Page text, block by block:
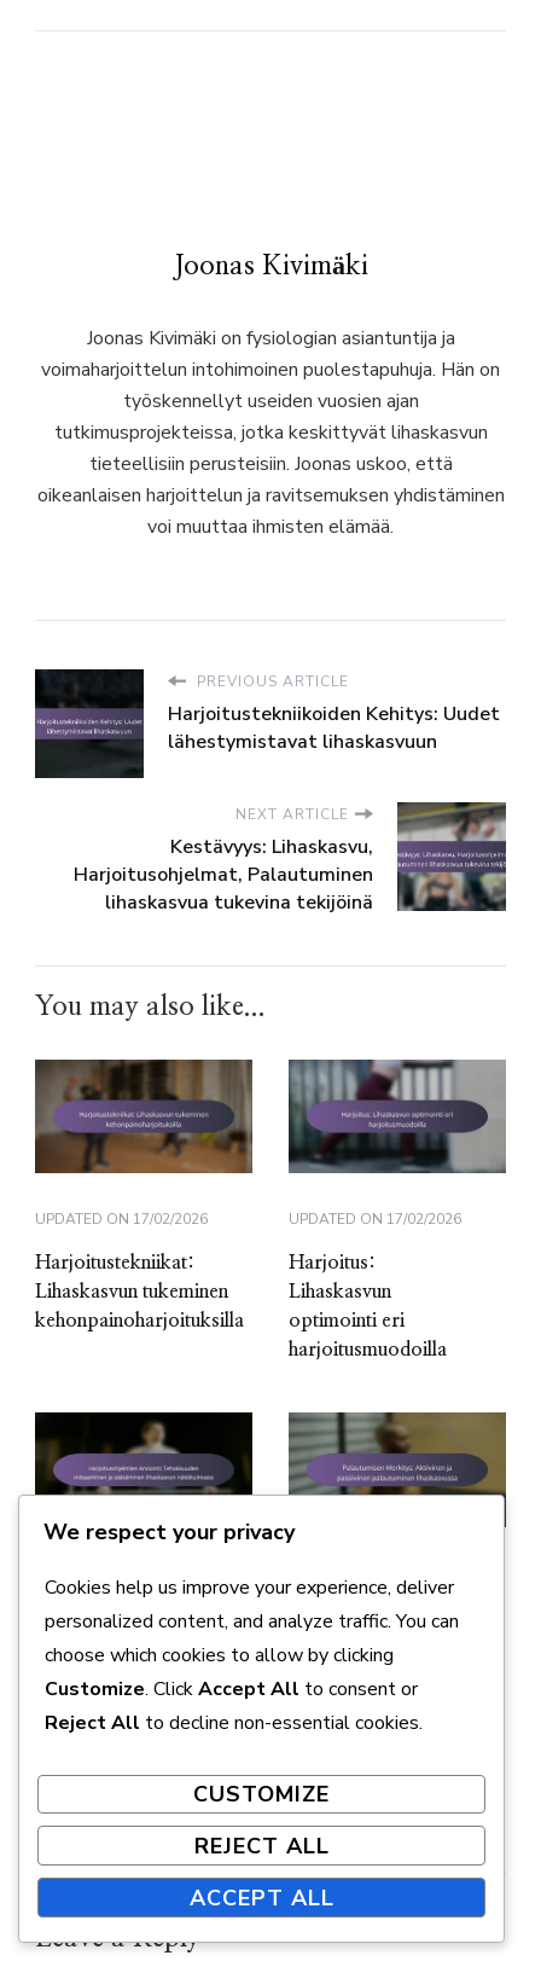
Joonas Kivimäki
Joonas Kivimäki on fysiologian asiantuntija ja
voimaharjoittelun intohimoinen puolestapuhuja. Hän on
työskennellyt useiden vuosien ajan
tutkimusprojekteissa, jotka keskittyvät lihaskasvun
tieteellisiin perusteisiin. Joonas uskoo, että
oikeanlaisen harjoittelun ja ravitsemuksen yhdistäminen
voi muuttaa ihmisten elämää.
PREVIOUS ARTICLE
Harjoitustekniikoiden Kehitys: Uudet
lähestymistavat lihaskasvuun
NEXT ARTICLE
Kestävyys: Lihaskasvu,
Harjoitusohjelmat, Palautuminen
lihaskasvua tukevina tekijöinä
You may also like...
UPDATED ON 17/02/2026
Harjoitustekniikat:
Lihaskasvun tukeminen
kehonpainoharjoituksilla
UPDATED ON 17/02/2026
Harjoitus:
Lihaskasvun
optimointi eri
harjoitusmuodoilla
Harjoitusohjelmien
Arviointi:
säätäminen lihaskasvun
Palautumisen
Merkitys: Aktiivinen ja
lihaskasvussa
Leave a Reply
We respect your privacy
Cookies help us improve your experience, deliver
personalized content, and analyze traffic. You can
choose which cookies to allow by clicking
Customize. ClickAccept All to consent or
Reject All to decline non-essential cookies.
CUSTOMIZE
REJECT ALL
ACCEPT ALL